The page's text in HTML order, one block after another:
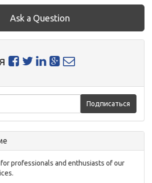
Ask a Question
Подписаться
professionals and enthusiasts of our